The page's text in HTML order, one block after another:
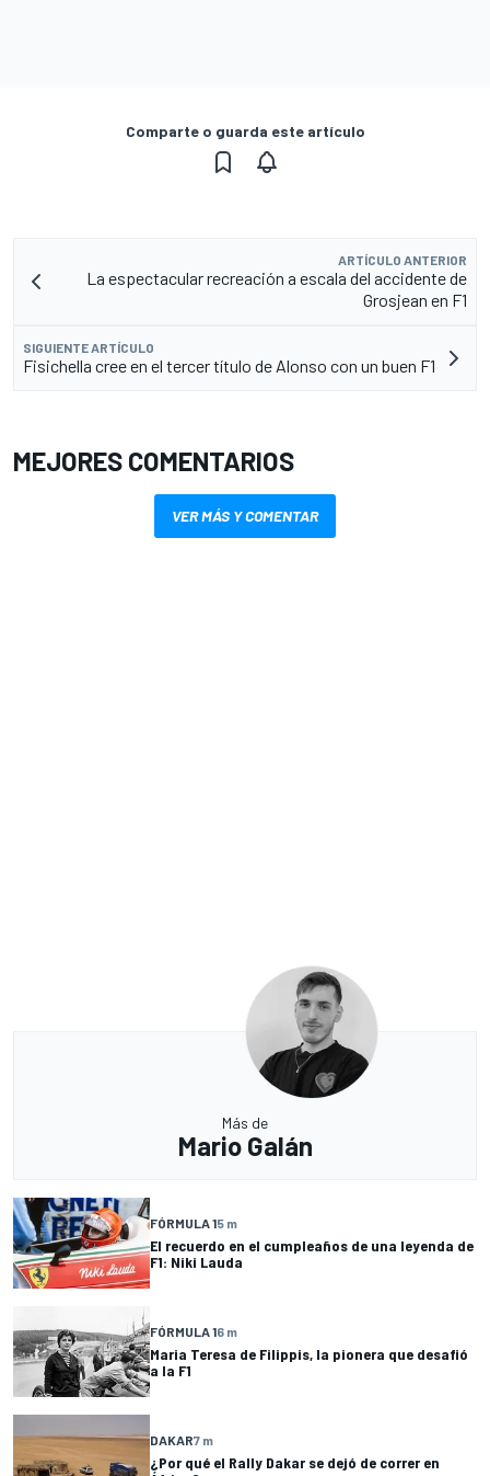
Comparte o guarda este artículo
ARTÍCULO ANTERIOR
La espectacular recreación a escala del accidente de
Grosjean en F1
SIGUIENTE ARTÍCULO
Fisichella cree en el tercer título de Alonso con un buen F1
MEJORES COMENTARIOS
VER MÁS Y COMENTAR
Más de
Mario Galán
FÓRMULA 15 m
El recuerdo en el cumpleaños de una leyenda de
F1: Niki Lauda
FÓRMULA 16 m
Maria Teresa de Filippis, la pionera que desafió
a la F1
DAKAR7 m
¿Por qué el Rally Dakar se dejó de correr en